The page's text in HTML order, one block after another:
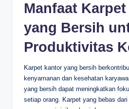
Manfaat
yang Bersih
Produktivitas
Karpet kantor yang bersih
kenyamanan dan kesehatan
yang bersih dapat meningkatkan
setiap orang. Karpet yang bebas